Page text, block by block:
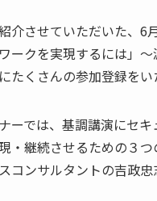
介させていただいた、6
ークを実現するには」
たくさんの参加登録をい
ーでは、基調講演にセ
・継続させるための３
コンサルタントの吉政